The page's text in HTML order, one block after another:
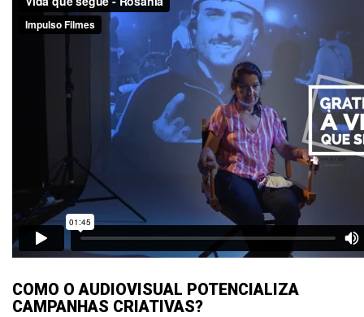
COMO O AUDIOVISUAL POTENCIALIZA
CAMPANHAS CRIATIVAS?